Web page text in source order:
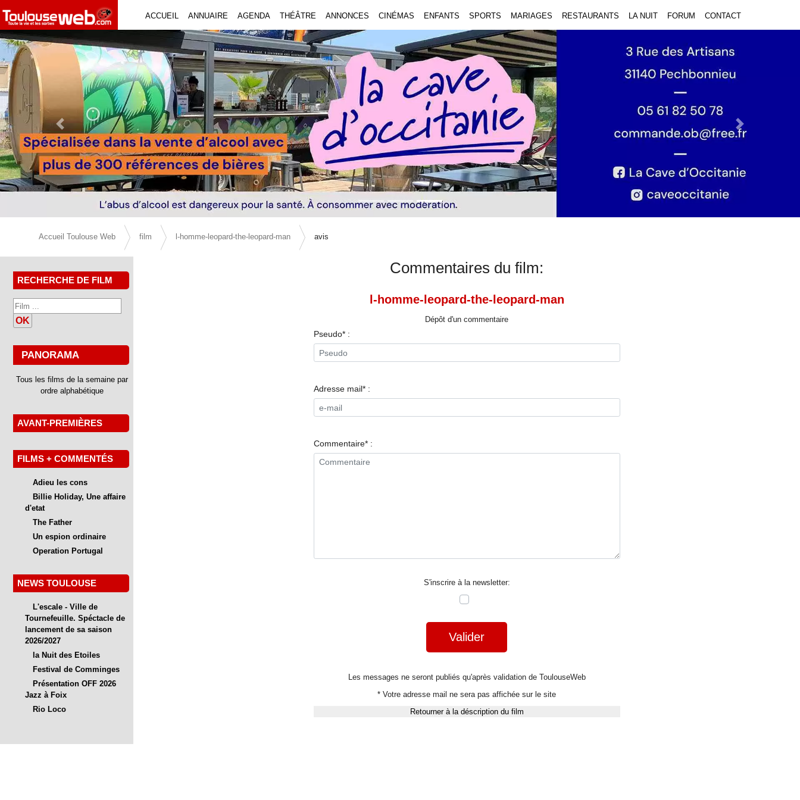
ACCUEIL ANNUAIRE AGENDA THÉÂTRE ANNONCES CINÉMAS ENFANTS SPORTS MARIAGES RESTAURANTS LA NUIT FORUM CONTACT
Previous Slide Next Slide
Accueil Toulouse Web film l-homme-leopard-the-leopard-man avis
RECHERCHE DE FILM
OK
PANORAMA
Tous les films de la semaine par
ordre alphabétique
AVANT-PREMIÈRES
FILMS + COMMENTÉS
Adieu les cons
Billie Holiday, Une affaire
d'etat
The Father
Un espion ordinaire
Operation Portugal
NEWS TOULOUSE
L'escale - Ville de
Tournefeuille. Spéctacle de
lancement de sa saison
2026/2027
la Nuit des Etoiles
Festival de Comminges
Présentation OFF 2026
Jazz à Foix
Rio Loco
Commentaires du film:
l-homme-leopard-the-leopard-man
Dépôt d'un commentaire
Pseudo* :
Adresse mail* :
Commentaire* :
S'inscrire à la newsletter:
Valider
Les messages ne seront publiés qu'après validation de ToulouseWeb
* Votre adresse mail ne sera pas affichée sur le site
Retourner à la déscription du film